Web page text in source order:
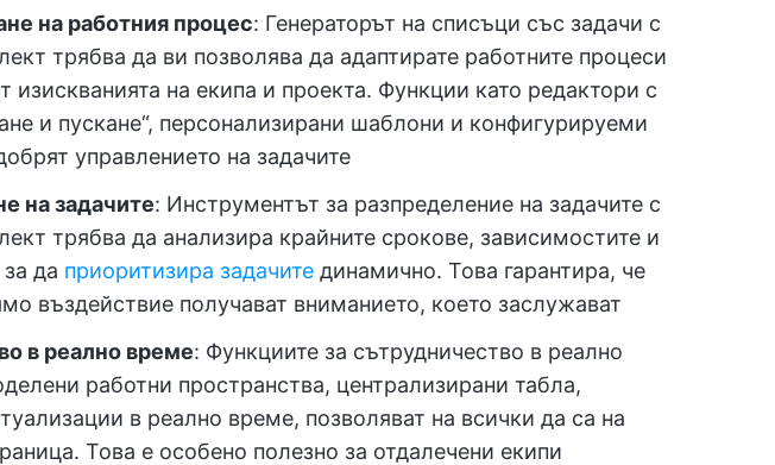
на работния процес: Генераторът на списъци със задачи с
трябва да ви позволява да адаптирате работните процеси
изискванията на екипа и проекта. Функции като редактори с
и пускане“, персонализирани шаблони и конфигурируеми
управлението на задачите
на задачите: Инструментът за разпределение на задачите с
трябва да анализира крайните срокове, зависимостите и
да приоритизира задачите динамично. Това гарантира, че
въздействие получават вниманието, което заслужават
в реално време: Функциите за сътрудничество в реално
работни пространства, централизирани табла,
в реално време, позволяват на всички да са на
Това е особено полезно за отдалечени екипи